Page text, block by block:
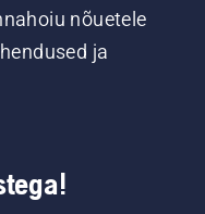
nõuetele
ja